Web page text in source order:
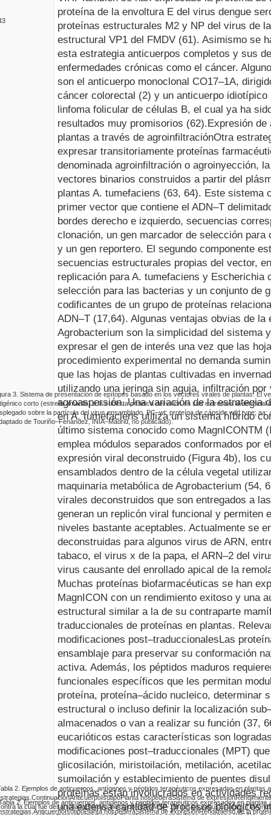
proteína de la envoltura E del virus dengue
proteínas estructurales M2 y NP del virus de
estructural VP1 del FMDV (61). Asimismo se
esta estrategia anticuerpos completos y sus
enfermedades crónicas como el cáncer.
son el anticuerpo monoclonal CO17–1A,
cáncer colorectal (2) y un anticuerpo
linfoma folicular de células B, el cual ya ha
resultados muy promisorios (62).Expresión de
plantas a través de agroinfiltraciónOtra
expresar transitoriamente proteínas
denominada agroinfiltración o agroinyección,
vectores binarios construidos a partir del
plantas A. tumefaciens (63, 64). Este sistema
primer vector que contiene el ADN–T
bordes derecho e izquierdo, secuencias
clonación, un gen marcador de selección
y un gen reportero. El segundo componente
secuencias estructurales propias del vector,
replicación para A. tumefaciens y Escherichia
selección para las bacterias y un conjunto de
codificantes de un grupo de proteínas
ADN–T (17,64). Algunas ventajas obvias de la
Agrobacterium son la simplicidad del sistema
expresar el gen de interés una vez que las
procedimiento experimental no demanda
que las hojas de plantas cultivadas en
utilizando una jeringa sin aguja, infiltración por
agroaspersión.
3 Sistema de presentación de epítopes basado en los vectores virales de plantas. El
corto (estrella amarilla) a la cubierta proteica del virión en susextremos N–terminal
sobre la partícula del virus ensamblado. PC–wt: proteína de cápside wild type; aa:
de Touriño–Fenández, INIA–Madrid, no publicado).
Una variación de la estrategia
enA. tumefaciensutiliza un sistema híbrido
último sistema conocido como MagnICONTM
emplea módulos separados conformados por
expresión viral deconstruido (Figura 4b), los
ensamblados dentro de la célula vegetal
maquinaria metabólica de Agrobacterium (54,
virales deconstruidos que son entregados a
generan un replicón viral funcional y permiten
niveles bastante aceptables. Actualmente se
deconstruidas para algunos virus de ARN,
tabaco, el virus x de la papa, el ARN–2 del
virus causante del enrollado apical de la
Muchas proteínas biofarmacéuticas se han
MagnICON con un rendimiento exitoso y una
estructural similar a la de su contraparte
traduccionales de proteínas en plantas.
modificaciones post–traduccionalesLas
ensamblaje para preservar su conformación
activa. Además, los péptidos maduros
funcionales específicos que les permitan
proteína, proteína–ácido nucleico, determinar
estructural o incluso definir la localización
almacenados o van a realizar su función (37,
eucarióticos estas características son
modificaciones post–traduccionales (MPT)
glicosilación,
2. Ejemplos de anticuerpos, antígenos y péptidos terapéuticos expresados en plantas
AnticuerpoIsotipoPlanta hospederaSistema de expresiónRendimiento de la
miristoilación, metilación,
sumoilación y establecimiento de puentes
proteínas estáninvolucrados en actividades
una extensa cantidad de procesos biológicos
2.
Ejemplos de anticuerpos, antígenos y péptidos terapéuticos expresados en plantas
ContinuaciónAnticuerpo IsotipoPlanta hospederaSistema de expresión
la cual fue desarrolladaEnsayo biológicoRefPvMSP-1Brassica napusEstable (TMA)nd